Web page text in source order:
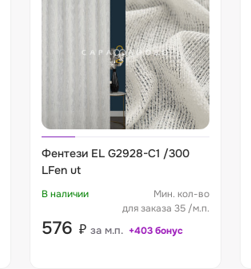
Фентези EL G2928-C1 /300
LFen ut
В наличии
Мин. кол-во
для заказа 35 /м.п.
576 ₽ за м.п. +403 бонус